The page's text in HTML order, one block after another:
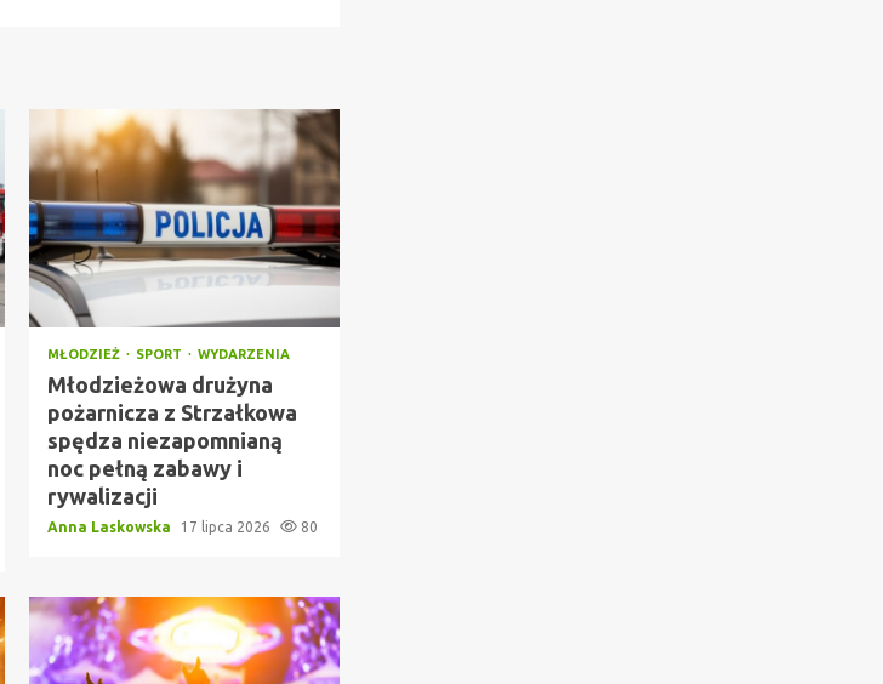
MŁODZIEŻ SPORT WYDARZENIA
Młodzieżowa drużyna
pożarnicza z Strzałkowa
spędza niezapomnianą
noc pełną zabawy i
rywalizacji
Anna Laskowska 17 lipca 2026 80